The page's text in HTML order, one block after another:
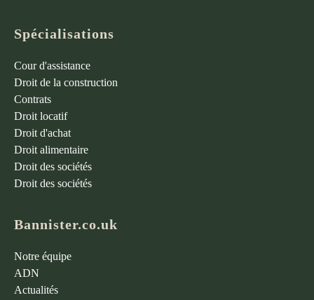
Spécialisations
Cour d'assistance
Droit de la construction
Contrats
Droit locatif
Droit d'achat
Droit alimentaire
Droit des sociétés
Droit des sociétés
Bannister.co.uk
Notre équipe
ADN
Actualités